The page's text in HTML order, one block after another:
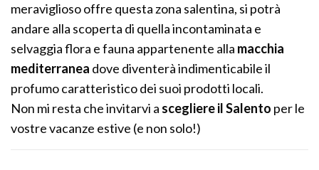
meraviglioso offre questa zona salentina, si potrà
andare alla scoperta di quella incontaminata e
selvaggia flora e fauna appartenente alla macchia
mediterranea dove diventerà indimenticabile il
profumo caratteristico dei suoi prodotti locali.
Non mi resta che invitarvi a scegliere il Salento per le
vostre vacanze estive (e non solo!)